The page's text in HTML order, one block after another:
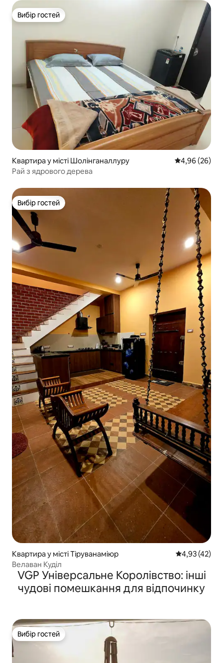
Вибір гостей
Вибір гостей
Квартира у місті Шолінганаллуру Середня
4,96 (26)
Рай з ядрового дерева
Вибір гостей
Вибір гостей
Квартира у місті Тіруванаміюр Середня
4,93 (42)
Велаван Куділ
VGP Універсальне Королівство: інші
чудові помешкання для відпочинку
Вибір гостей
Вибір гостей